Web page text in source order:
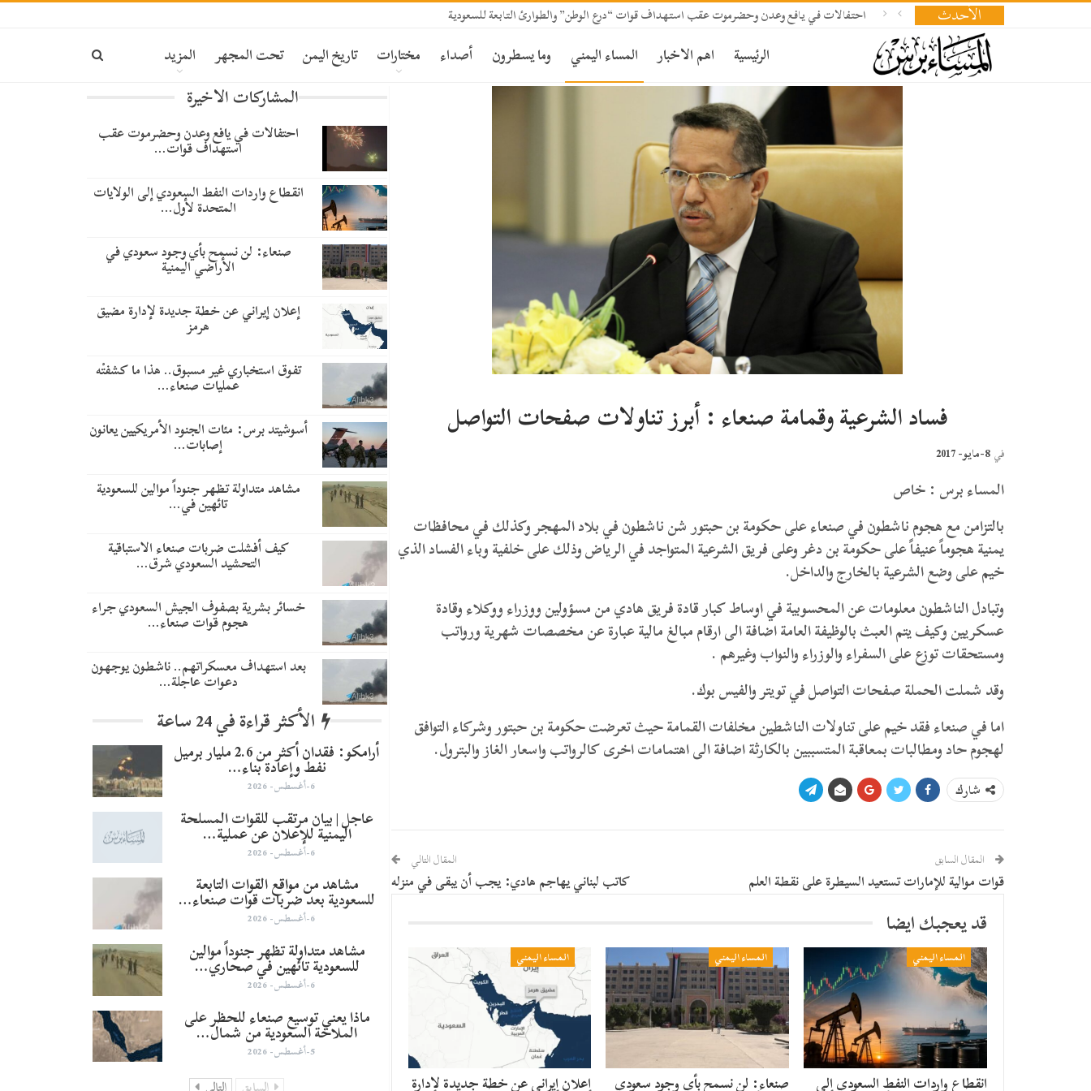
الأحدث احتفالات في يافع وعدن وحضرموت عقب استهداف قوات “درع الوطن” والطوارئ التابعة للسعودية
الرئيسية اهم الاخبار المساء اليمني وما يسطرون أصداء مختارات تاريخ اليمن تحت المجهر المزيد
فساد الشرعية وقمامة صنعاء : أبرز تناولات صفحات التواصل
في 8-مايو- 2017
المساء برس : خاص
بالتزامن مع هجوم ناشطون في صنعاء على حكومة بن حبتور شن ناشطون في بلاد المهجر وكذلك في محافظات
يمنية هجوماً عنيفاً على حكومة بن دغر وعلى فريق الشرعية المتواجد في الرياض وذلك على خلفية وباء الفساد الذي
خيم على وضع الشرعية بالخارج والداخل.
وتبادل الناشطون معلومات عن المحسوبية في اوساط كبار قادة فريق هادي من مسؤولين ووزراء ووكلاء وقادة
عسكريين وكيف يتم العبث بالوظيفة العامة اضافة الى ارقام مبالغ مالية عبارة عن مخصصات شهرية ورواتب
ومستحقات توزع على السفراء والوزراء والنواب وغيرهم .
وقد شملت الحملة صفحات التواصل في تويتر والفيس بوك.
اما في صنعاء فقد خيم على تناولات الناشطين مخلفات القمامة حيث تعرضت حكومة بن حبتور وشركاء التوافق
لهجوم حاد ومطالبات بمعاقبة المتسببين بالكارثة اضافة الى اهتمامات اخرى كالرواتب واسعار الغاز والبترول.
شارك
المقال السابق
قوات موالية للإمارات تستعيد السيطرة على نقطة العلم
المقال التالي
كاتب لبناني يهاجم هادي: يجب أن يبقى في منزله
قد يعجبك ايضا
المساء اليمني
انقطاع واردات النفط السعودي إلى
المساء اليمني
صنعاء: لن نسمح بأي وجود سعودي
المساء اليمني
إعلان إيراني عن خطة جديدة لإدارة
المشاركات الاخيرة
احتفالات في يافع وعدن وحضرموت عقب
استهداف قوات…
انقطاع واردات النفط السعودي إلى الولايات
المتحدة لأول…
صنعاء: لن نسمح بأي وجود سعودي في
الأراضي اليمنية
إعلان إيراني عن خطة جديدة لإدارة مضيق
هرمز
تفوق استخباري غير مسبوق.. هذا ما كشفتْه
عمليات صنعاء…
أسوشيتد برس: مئات الجنود الأمريكيين يعانون
إصابات…
مشاهد متداولة تظهر جنوداً موالين للسعودية
تائهين في…
​كيف أفشلت ضربات صنعاء الاستباقية
التحشيد السعودي شرق…
خسائر بشرية بصفوف الجيش السعودي جراء
هجوم قوات صنعاء…
بعد استهداف معسكراتهم.. ناشطون يوجهون
دعوات عاجلة…
الأكثر قراءة في 24 ساعة
أرامكو: فقدان أكثر من 2.6 مليار برميل
نفط وإعادة بناء…
6-أغسطس- 2026
عاجل | بيان مرتقب للقوات المسلحة
اليمنية للإعلان عن عملية…
6-أغسطس- 2026
مشاهد من مواقع القوات التابعة
للسعودية بعد ضربات قوات صنعاء…
6-أغسطس- 2026
مشاهد متداولة تظهر جنوداً موالين
للسعودية تائهين في صحاري…
6-أغسطس- 2026
ماذا يعني توسيع صنعاء للحظر على
الملاحة السعودية من شمال…
5-أغسطس- 2026